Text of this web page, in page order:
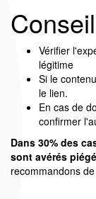
Vérifier
légitime
Si le
le lien.
En cas de
confirmer
Dans 30% des
sont avérés
recommandons